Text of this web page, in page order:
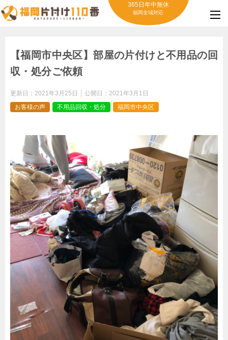
365日年中無休
福岡全域対応
【福岡市中央区】部屋の片付けと不用品の回
収・処分ご依頼
更新日： 2021年3月25日 公開日： 2021年3月1日
お客様の声
不用品回収・処分 福岡市中央区